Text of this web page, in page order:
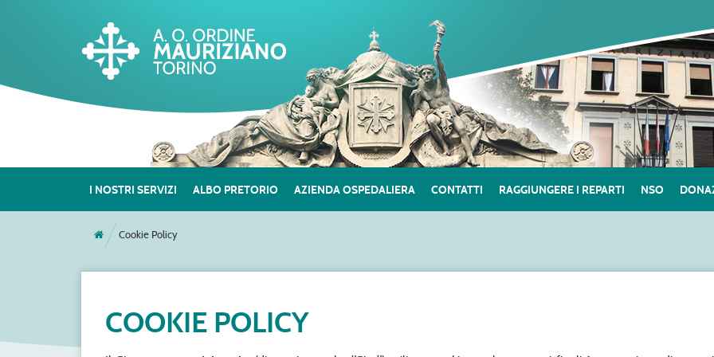
I NOSTRI SERVIZI ALBO PRETORIO AZIENDA OSPEDALIERA CONTATTI RAGGIUNGERE I REPARTI NSO
Cookie Policy
COOKIE POLICY